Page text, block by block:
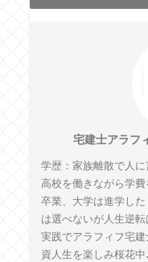
宅建士アラフ
学歴：家族離散で人
高校を働きながら学
卒業、大学は進学し
は選べないが人生逆
実践でアラフィフ宅
資人生を楽しみ桜花中